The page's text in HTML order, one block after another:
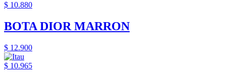
$ 10.880
BOTA DIOR MARRON
$ 12.900
$ 10.965